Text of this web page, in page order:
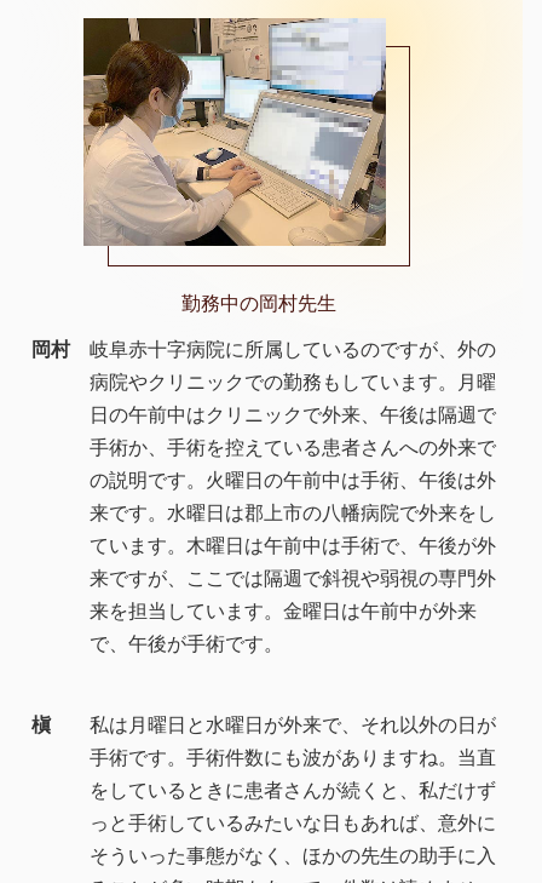
勤務中の岡村先生
岡村
岐阜赤十字病院に所属しているのですが、外の
病院やクリニックでの勤務もしています。月曜
日の午前中はクリニックで外来、午後は隔週で
手術か、手術を控えている患者さんへの外来で
の説明です。火曜日の午前中は手術、午後は外
来です。水曜日は郡上市の八幡病院で外来をし
ています。木曜日は午前中は手術で、午後が外
来ですが、ここでは隔週で斜視や弱視の専門外
来を担当しています。金曜日は午前中が外来
で、午後が手術です。
槇
私は月曜日と水曜日が外来で、それ以外の日が
手術です。手術件数にも波がありますね。当直
をしているときに患者さんが続くと、私だけず
っと手術しているみたいな日もあれば、意外に
そういった事態がなく、ほかの先生の助手に入